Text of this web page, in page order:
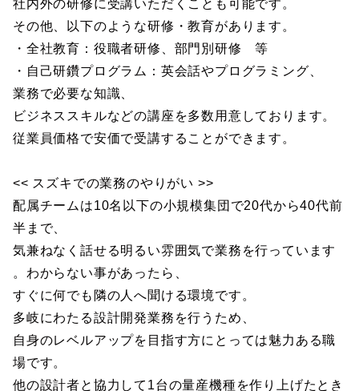
社内外の研修に受講いただくことも可能です。
その他、以下のような研修・教育があります。
・全社教育：役職者研修、部門別研修 等
・自己研鑽プログラム：英会話やプログラミング、
業務で必要な知識、
ビジネススキルなどの講座を多数用意しております。
従業員価格で安価で受講することができます。
<< スズキでの業務のやりがい >>
配属チームは10名以下の小規模集団で20代から40代前
半まで、
気兼ねなく話せる明るい雰囲気で業務を行っています
。わからない事があったら、
すぐに何でも隣の人へ聞ける環境です。
多岐にわたる設計開発業務を行うため、
自身のレベルアップを目指す方にとっては魅力ある職
場です。
他の設計者と協力して1台の量産機種を作り上げたとき